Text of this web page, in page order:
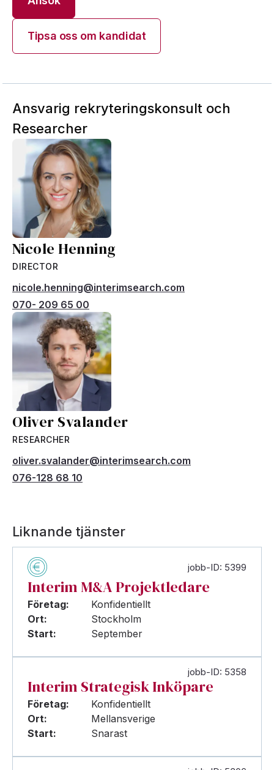
Tipsa oss om kandidat
Ansvarig rekryteringskonsult och
Researcher
Nicole Henning
DIRECTOR
nicole.henning@interimsearch.com
070- 209 65 00
Oliver Svalander
RESEARCHER
oliver.svalander@interimsearch.com
076-128 68 10
Liknande tjänster
jobb-ID: 5399
Interim M&A Projektledare
Företag:
Konfidentiellt
Ort:
Stockholm
Start:
September
jobb-ID: 5358
Interim Strategisk Inköpare
Företag:
Konfidentiellt
Ort:
Mellansverige
Start:
Snarast